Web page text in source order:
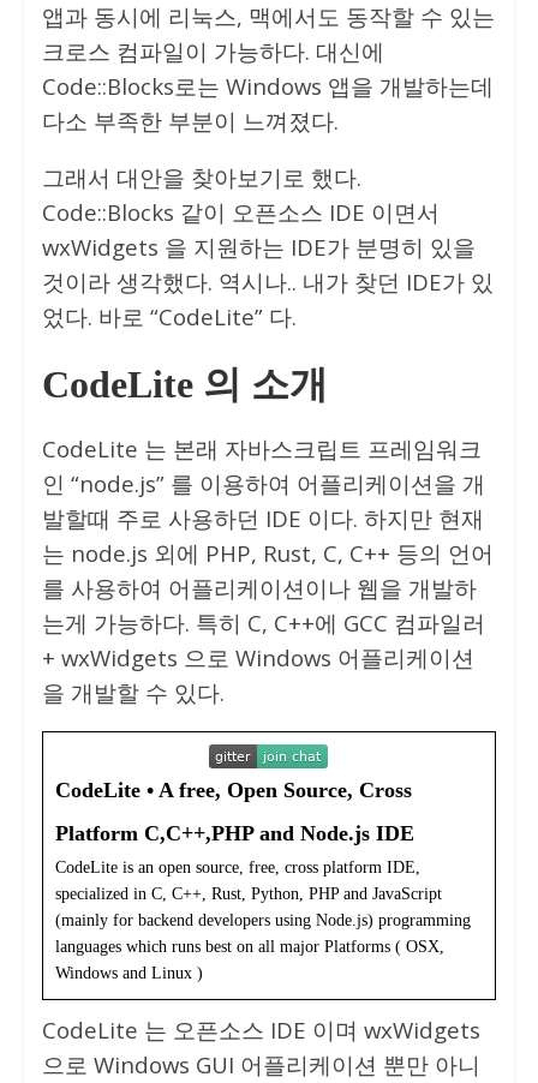
앱과 동시에 리눅스, 맥에서도 동작할 수 있는
크로스 컴파일이 가능하다. 대신에
Code::Blocks로는 Windows 앱을 개발하는데
다소 부족한 부분이 느껴졌다.
그래서 대안을 찾아보기로 했다.
Code::Blocks 같이 오픈소스 IDE 이면서
wxWidgets 을 지원하는 IDE가 분명히 있을
것이라 생각했다. 역시나.. 내가 찾던 IDE가 있
었다. 바로 “CodeLite” 다.
CodeLite 의 소개
CodeLite 는 본래 자바스크립트 프레임워크
인 “node.js” 를 이용하여 어플리케이션을 개
발할때 주로 사용하던 IDE 이다. 하지만 현재
는 node.js 외에 PHP, Rust, C, C++ 등의 언어
를 사용하여 어플리케이션이나 웹을 개발하
는게 가능하다. 특히 C, C++에 GCC 컴파일러
+ wxWidgets 으로 Windows 어플리케이션
을 개발할 수 있다.
CodeLite • A free, Open Source, Cross
Platform C,C++,PHP and Node.js IDE
CodeLite is an open source, free, cross platform IDE,
specialized in C, C++, Rust, Python, PHP and JavaScript
(mainly for backend developers using Node.js) programming
languages which runs best on all major Platforms ( OSX,
Windows and Linux )
CodeLite 는 오픈소스 IDE 이며 wxWidgets
으로 Windows GUI 어플리케이션 뿐만 아니